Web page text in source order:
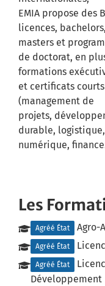
EMIA propose des
licences, bachelors,
masters et
de doctorat, en
formations
et certificats courts
(management de
projets,
durable, logistique,
numérique,
Les
Agréé État Agro-
Agréé État
Agréé État
Développement